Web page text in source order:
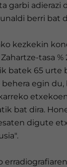
garbi
berri bat
kezkekin
tasa %
batek 65 urte
behera egin
bat dira.
digute